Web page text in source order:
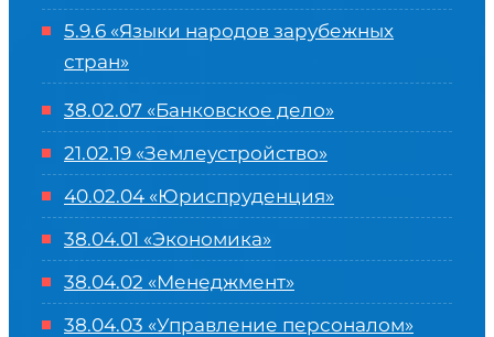
5.9.6 «Языки народов зарубежных
стран»
38.02.07 «Банковское дело»
21.02.19 «Землеустройство»
40.02.04 «Юриспруденция»
38.04.01 «Экономика»
38.04.02 «Менеджмент»
38.04.03 «Управление персоналом»